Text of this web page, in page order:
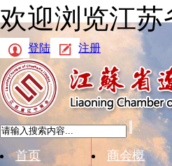
欢迎浏览江
登陆 注册
首页 商会概